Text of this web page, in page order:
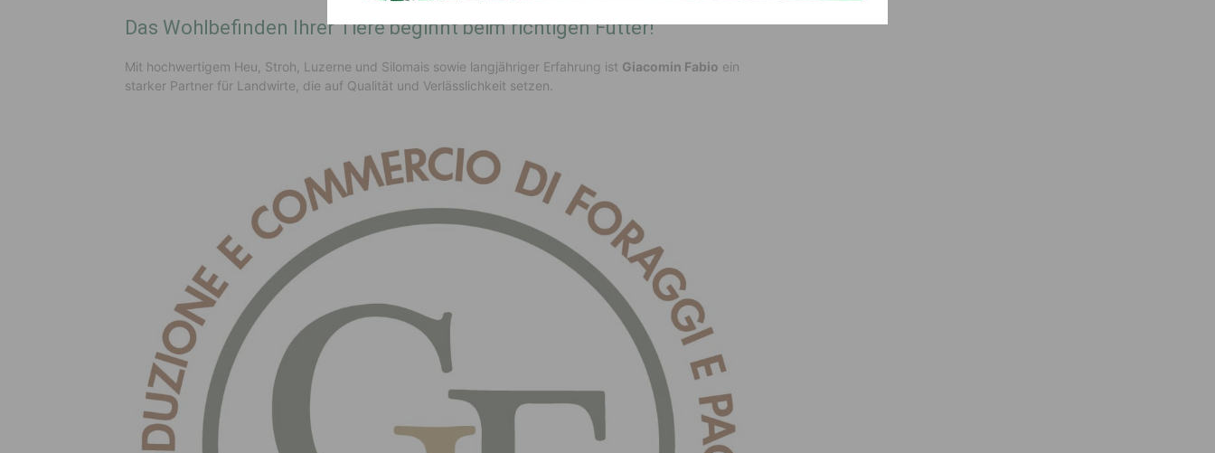
Das Wohlbefinden Ihrer Tiere beginnt beim richtigen Futter!
Mit hochwertigem Heu, Stroh, Luzerne und Silomais sowie langjähriger Erfahrung ist Giacomin Fabio ein
starker Partner für Landwirte, die auf Qualität und Verlässlichkeit setzen.